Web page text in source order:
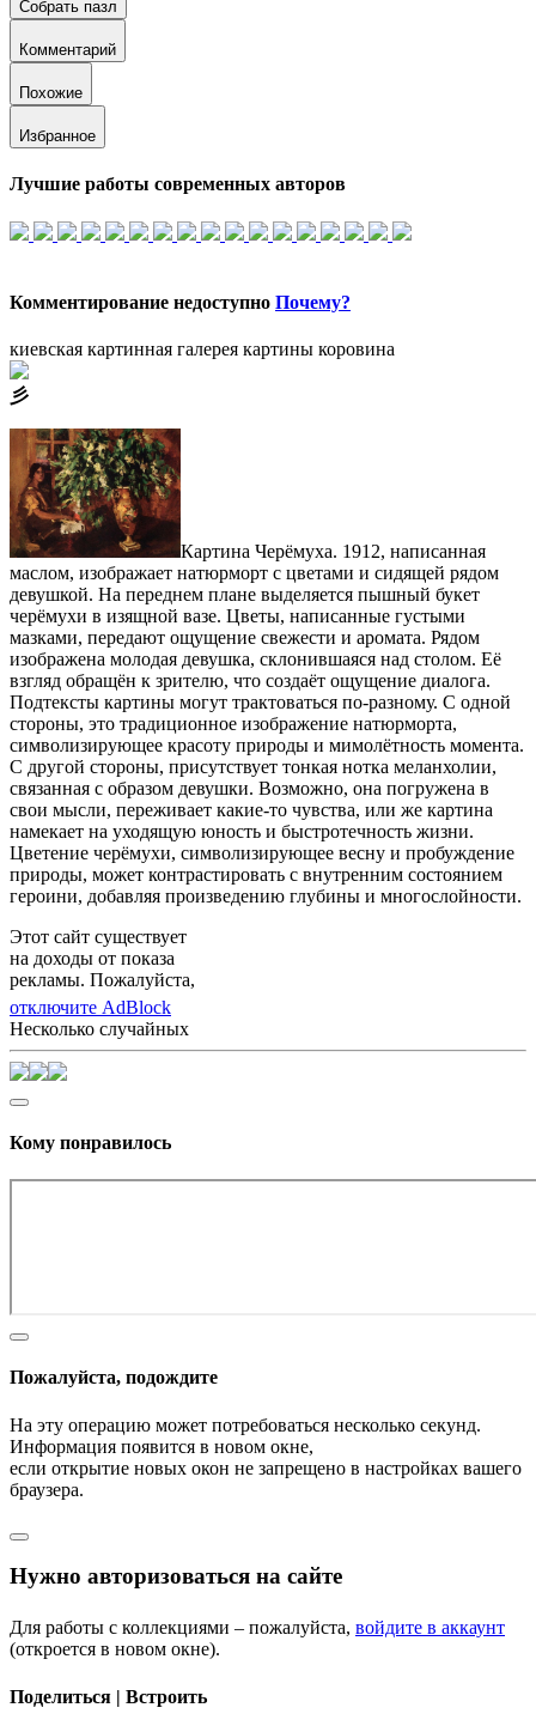
Собрать пазл
Комментарий
Похожие
Избранное
Лучшие работы современных авторов
Комментирование недоступно Почему?
киевская картинная галерея картины коровина
⼺
Картина Черёмуха. 1912, написанная
маслом, изображает натюрморт с цветами и сидящей рядом
девушкой. На переднем плане выделяется пышный букет
черёмухи в изящной вазе. Цветы, написанные густыми
мазками, передают ощущение свежести и аромата. Рядом
изображена молодая девушка, склонившаяся над столом. Её
взгляд обращён к зрителю, что создаёт ощущение диалога.
Подтексты картины могут трактоваться по-разному. С одной
стороны, это традиционное изображение натюрморта,
символизирующее красоту природы и мимолётность момента.
С другой стороны, присутствует тонкая нотка меланхолии,
связанная с образом девушки. Возможно, она погружена в
свои мысли, переживает какие-то чувства, или же картина
намекает на уходящую юность и быстротечность жизни.
Цветение черёмухи, символизирующее весну и пробуждение
природы, может контрастировать с внутренним состоянием
героини, добавляя произведению глубины и многослойности.
Этот сайт существует
на доходы от показа
рекламы. Пожалуйста,
отключите AdBlock
Несколько случайных
Кому понравилось
Пожалуйста, подождите
На эту операцию может потребоваться несколько секунд.
Информация появится в новом окне,
если открытие новых окон не запрещено в настройках вашего
браузера.
Нужно авторизоваться на сайте
Для работы с коллекциями – пожалуйста, войдите в аккаунт
(откроется в новом окне).
Поделиться | Встроить